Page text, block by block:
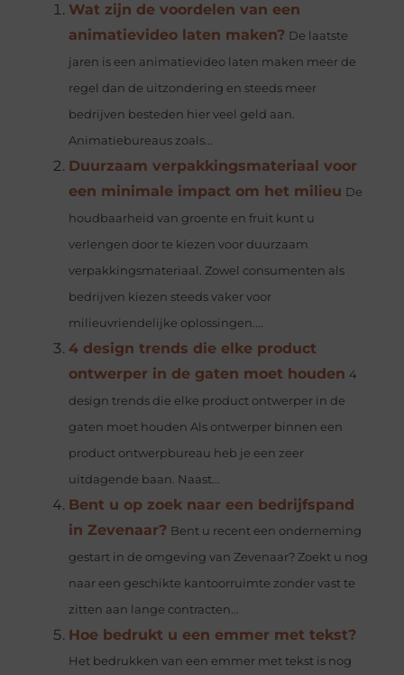
Wat zijn de voordelen van een
animatievideo laten maken? De laatste
jaren is een animatievideo laten maken meer de
regel dan de uitzondering en steeds meer
bedrijven besteden hier veel geld aan.
Animatiebureaus zoals...
Duurzaam verpakkingsmateriaal voor
een minimale impact om het milieu De
houdbaarheid van groente en fruit kunt u
verlengen door te kiezen voor duurzaam
verpakkingsmateriaal. Zowel consumenten als
bedrijven kiezen steeds vaker voor
milieuvriendelijke oplossingen....
4 design trends die elke product
ontwerper in de gaten moet houden 4
design trends die elke product ontwerper in de
gaten moet houden Als ontwerper binnen een
product ontwerpbureau heb je een zeer
uitdagende baan. Naast...
Bent u op zoek naar een bedrijfspand
in Zevenaar? Bent u recent een onderneming
gestart in de omgeving van Zevenaar? Zoekt u nog
naar een geschikte kantoorruimte zonder vast te
zitten aan lange contracten...
Hoe bedrukt u een emmer met tekst?
Het bedrukken van een emmer met tekst is nog